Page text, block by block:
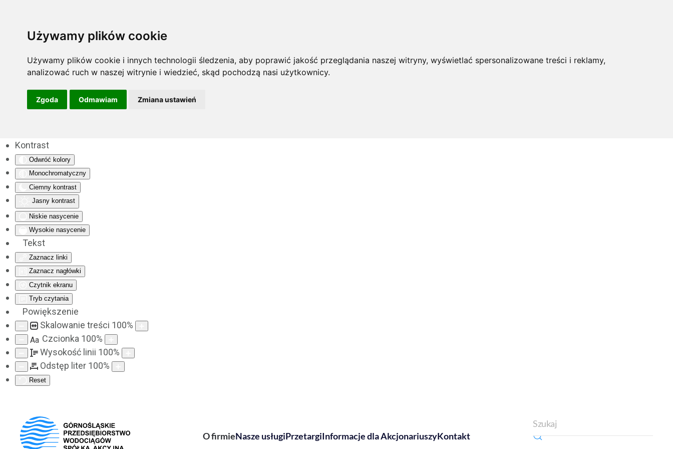
Używamy plików cookie
Używamy plików cookie i innych technologii śledzenia, aby poprawić jakość przeglądania naszej witryny, wyświetlać spersonalizowane treści i reklamy,
analizować ruch w naszej witrynie i wiedzieć, skąd pochodzą nasi użytkownicy.
Zgoda Odmawiam Zmiana ustawień
Kontrast
Odwróć kolory
Monochromatyczny
Ciemny kontrast
Jasny kontrast
Niskie nasycenie
Wysokie nasycenie
Tekst
Zaznacz linki
Zaznacz nagłówki
Czytnik ekranu
Tryb czytania
Powiększenie
Skalowanie treści 100%
Aa Czcionka 100%
Wysokość linii 100%
Odstęp liter 100%
Reset
O firmieNasze usługiPrzetargiInformacje dla AkcjonariuszyKontakt